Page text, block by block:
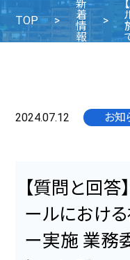
TOP
新
着
情
報
2024.07.12 お知
【質問と回
ールにおけ
ー実施 業務